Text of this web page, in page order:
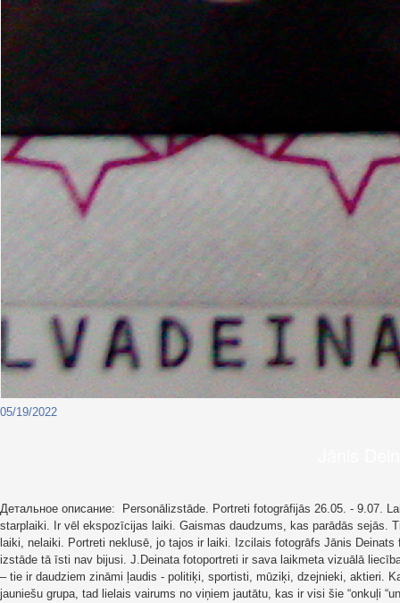
05/19/2022
Детальное описание: Personālizstāde. Portreti fotogrāfijās 26.05. - 9.07.
starplaiki. Ir vēl ekspozīcijas laiki. Gaismas daudzums, kas parādās
laiki, nelaiki. Portreti neklusē, jo tajos ir laiki. Izcilais fotogrāfs Jānis
izstāde tā īsti nav bijusi. J.Deinata fotoportreti ir sava laikmeta vizuālā
– tie ir daudziem zināmi ļaudis - politiķi, sportisti, mūziķi, dzejnieki, aktieri.
jauniešu grupa, tad lielais vairums no viņiem jautātu, kas ir visi šie “onkuļi